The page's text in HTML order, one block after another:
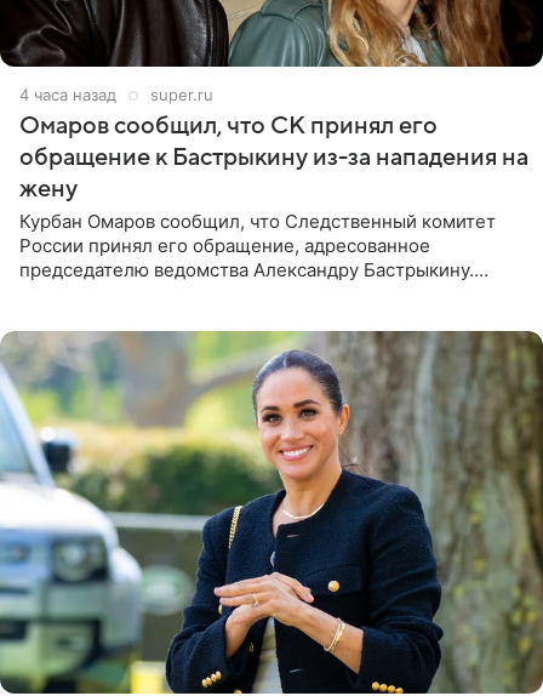
4 часа назад super.ru
Омаров сообщил, что СК принял его
обращение к Бастрыкину из-за нападения на
жену
Курбан Омаров сообщил, что Следственный комитет
России принял его обращение, адресованное
председателю ведомства Александру Бастрыкину.